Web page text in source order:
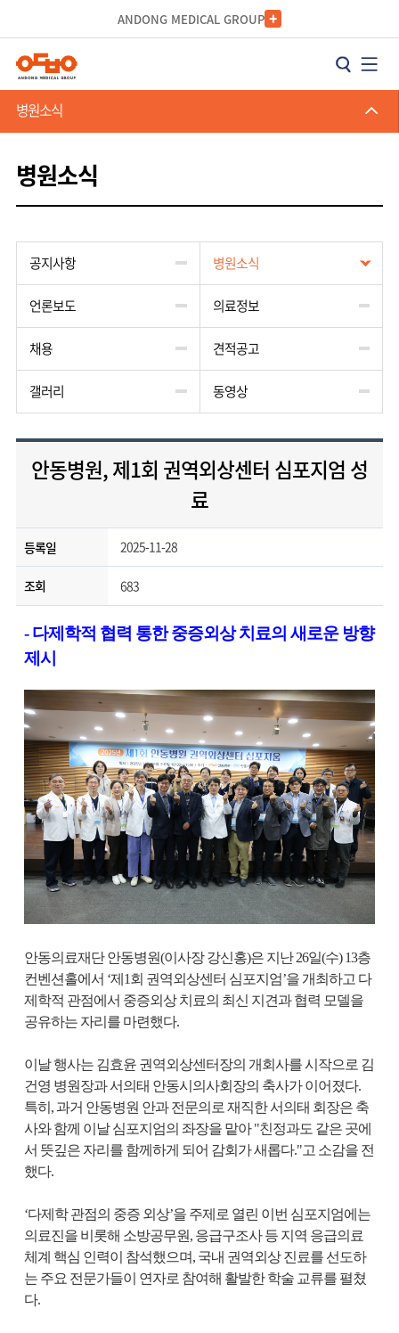
ANDONG MEDICAL GROUP
병원소식
병원소식
공지사항 병원소식
언론보도 의료정보
채용 견적공고
갤러리 동영상
안동병원, 제1회 권역외상센터 심포지엄 성
료
등록일 2025-11-28
조회 683
- 다제학적 협력 통한 중증외상 치료의 새로운 방향
제시
안동의료재단 안동병원(이사장 강신홍)은 지난 26일(수) 13층
컨벤션홀에서 ‘제1회 권역외상센터 심포지엄’을 개최하고 다
제학적 관점에서 중증외상 치료의 최신 지견과 협력 모델을
공유하는 자리를 마련했다.
이날 행사는 김효윤 권역외상센터장의 개회사를 시작으로 김
건영 병원장과 서의태 안동시의사회장의 축사가 이어졌다.
특히, 과거 안동병원 안과 전문의로 재직한 서의태 회장은 축
사와 함께 이날 심포지엄의 좌장을 맡아 "친정과도 같은 곳에
서 뜻깊은 자리를 함께하게 되어 감회가 새롭다."고 소감을 전
했다.
‘다제학 관점의 중증 외상’을 주제로 열린 이번 심포지엄에는
의료진을 비롯해 소방공무원, 응급구조사 등 지역 응급의료
체계 핵심 인력이 참석했으며, 국내 권역외상 진료를 선도하
는 주요 전문가들이 연자로 참여해 활발한 학술 교류를 펼쳤
다.